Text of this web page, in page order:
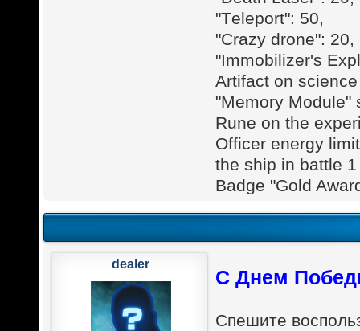
"Тeleport": 50,
"Crazy drone": 20,
"Immobilizer's
Artifact on science
"Memory Module"
Rune on the
Officer energy
the ship in battle
Badge "Gold
С Днем
Спешите
dealer